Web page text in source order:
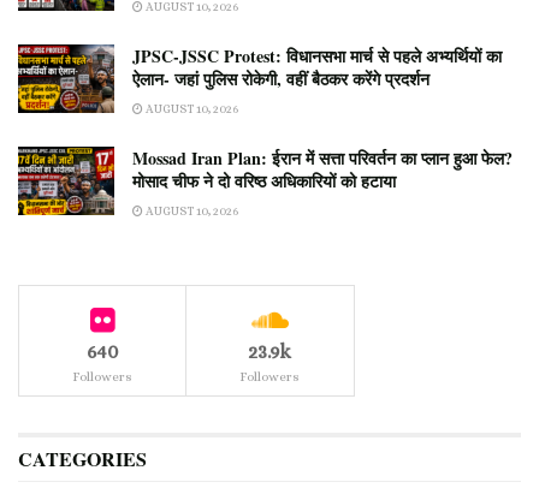
AUGUST 10, 2026
JPSC-JSSC Protest: विधानसभा मार्च से पहले अभ्यर्थियों का
ऐलान- जहां पुलिस रोकेगी, वहीं बैठकर करेंगे प्रदर्शन
AUGUST 10, 2026
Mossad Iran Plan: ईरान में सत्ता परिवर्तन का प्लान हुआ फेल?
मोसाद चीफ ने दो वरिष्ठ अधिकारियों को हटाया
AUGUST 10, 2026
640
Followers
23.9k
Followers
CATEGORIES